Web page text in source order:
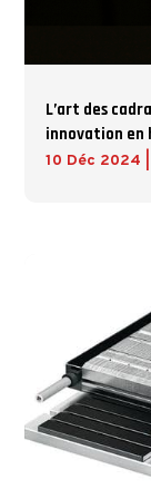
L’art des
innovation en
10 Déc 2024